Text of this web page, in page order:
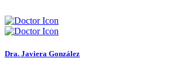
Dra. Javiera González